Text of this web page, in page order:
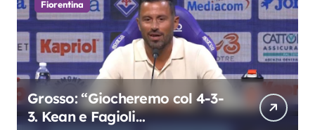
Fiorentina
Grosso: “Giocheremo col 4-3-
3. Kean e Fagioli